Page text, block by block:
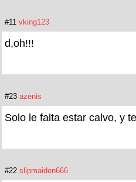
#11 vking123
d,oh!!!
#23 azenis
Solo le falta estar calvo, y
#22 slipmaiden666